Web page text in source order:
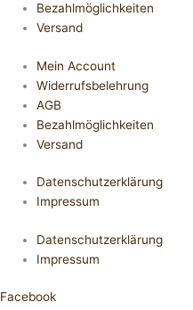
Bezahlmöglichkeiten
Versand
Mein Account
Widerrufsbelehrung
AGB
Bezahlmöglichkeiten
Versand
Datenschutzerklärung
Impressum
Datenschutzerklärung
Impressum
Facebook